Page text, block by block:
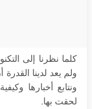
كلما نظرنا إلى
ولم يعد لدينا القدرة
ونتابع أخبارها
لحقت بها.